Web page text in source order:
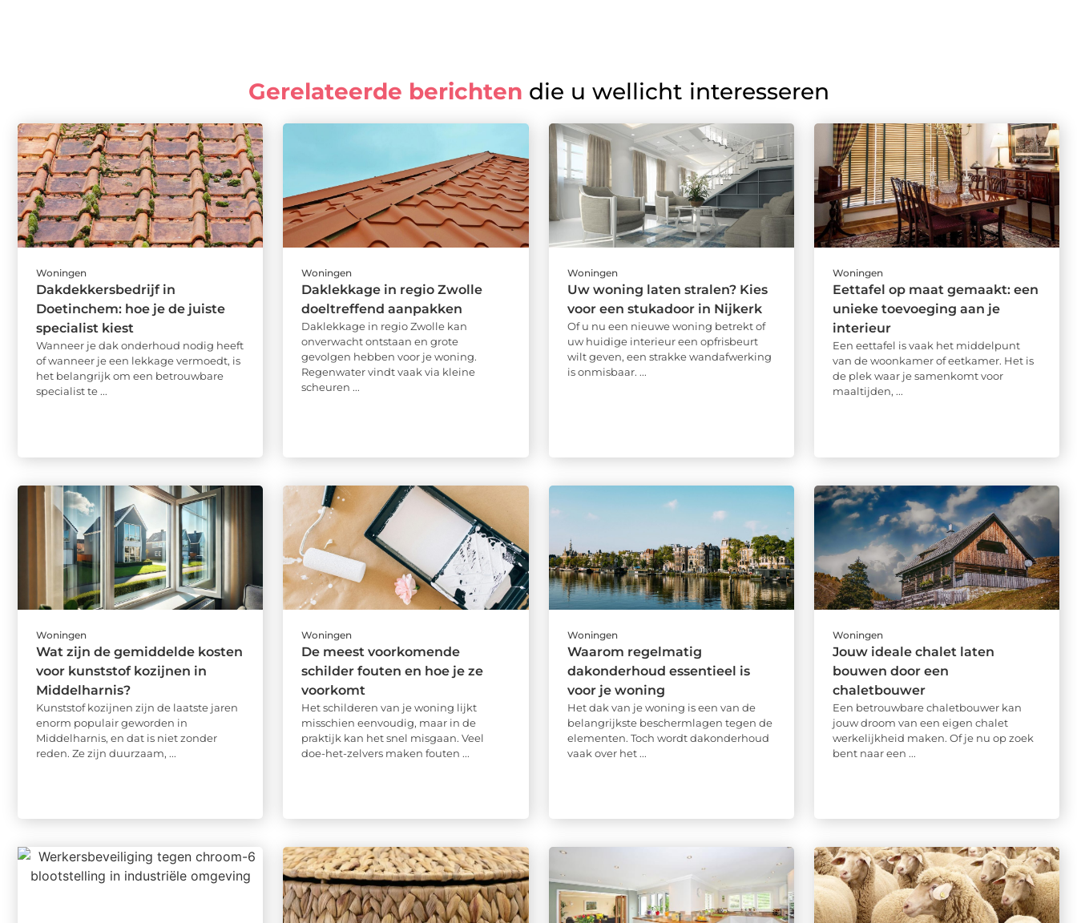
Gerelateerde berichten die u wellicht interesseren
Woningen
Dakdekkersbedrijf in
Doetinchem: hoe je de juiste
specialist kiest
Wanneer je dak onderhoud nodig heeft
of wanneer je een lekkage vermoedt, is
het belangrijk om een betrouwbare
specialist te ...
Woningen
Daklekkage in regio Zwolle
doeltreffend aanpakken
Daklekkage in regio Zwolle kan
onverwacht ontstaan en grote
gevolgen hebben voor je woning.
Regenwater vindt vaak via kleine
scheuren ...
Woningen
Uw woning laten stralen? Kies
voor een stukadoor in Nijkerk
Of u nu een nieuwe woning betrekt of
uw huidige interieur een opfrisbeurt
wilt geven, een strakke wandafwerking
is onmisbaar. ...
Woningen
Eettafel op maat gemaakt: een
unieke toevoeging aan je
interieur
Een eettafel is vaak het middelpunt
van de woonkamer of eetkamer. Het is
de plek waar je samenkomt voor
maaltijden, ...
Woningen
Wat zijn de gemiddelde kosten
voor kunststof kozijnen in
Middelharnis?
Kunststof kozijnen zijn de laatste jaren
enorm populair geworden in
Middelharnis, en dat is niet zonder
reden. Ze zijn duurzaam, ...
Woningen
De meest voorkomende
schilder fouten en hoe je ze
voorkomt
Het schilderen van je woning lijkt
misschien eenvoudig, maar in de
praktijk kan het snel misgaan. Veel
doe-het-zelvers maken fouten ...
Woningen
Waarom regelmatig
dakonderhoud essentieel is
voor je woning
Het dak van je woning is een van de
belangrijkste beschermlagen tegen de
elementen. Toch wordt dakonderhoud
vaak over het ...
Woningen
Jouw ideale chalet laten
bouwen door een
chaletbouwer
Een betrouwbare chaletbouwer kan
jouw droom van een eigen chalet
werkelijkheid maken. Of je nu op zoek
bent naar een ...